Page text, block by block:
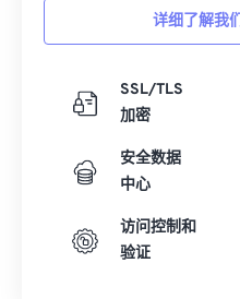
详细了解我
SSL/TLS
加密
安全数据
中心
访问控制和
验证